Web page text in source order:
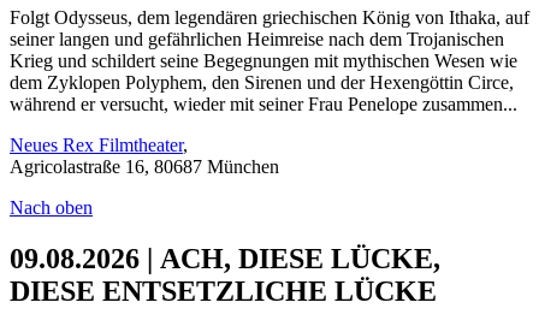
Folgt Odysseus, dem legendären griechischen König von Ithaka, auf
seiner langen und gefährlichen Heimreise nach dem Trojanischen
Krieg und schildert seine Begegnungen mit mythischen Wesen wie
dem Zyklopen Polyphem, den Sirenen und der Hexengöttin Circe,
während er versucht, wieder mit seiner Frau Penelope zusammen...
Neues Rex Filmtheater,
Agricolastraße 16, 80687 München
Nach oben
09.08.2026 | ACH, DIESE LÜCKE,
DIESE ENTSETZLICHE LÜCKE